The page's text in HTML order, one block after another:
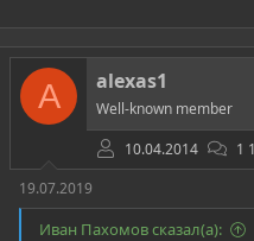
A alexas1
Well-known member
10.04.2014
1
19.07.2019
Иван Пахомов сказал(а):